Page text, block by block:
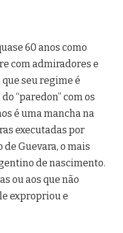
60 anos como
com admiradores e
seu regime é
“paredon” com os
é uma mancha na
executadas por
Guevara, o mais
de nascimento.
ou aos que não
expropriou e